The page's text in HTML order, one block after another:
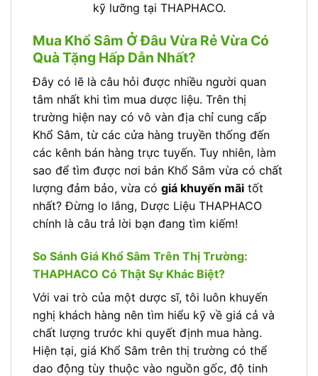
kỹ lưỡng tại THAPHACO.
Mua Khổ Sâm Ở Đâu Vừa Rẻ Vừa Có
Quà Tặng Hấp Dẫn Nhất?
Đây có lẽ là câu hỏi được nhiều người quan
tâm nhất khi tìm mua dược liệu. Trên thị
trường hiện nay có vô vàn địa chỉ cung cấp
Khổ Sâm, từ các cửa hàng truyền thống đến
các kênh bán hàng trực tuyến. Tuy nhiên, làm
sao để tìm được nơi bán Khổ Sâm vừa có chất
lượng đảm bảo, vừa có giá khuyến mãi tốt
nhất? Đừng lo lắng, Dược Liệu THAPHACO
chính là câu trả lời bạn đang tìm kiếm!
So Sánh Giá Khổ Sâm Trên Thị Trường:
THAPHACO Có Thật Sự Khác Biệt?
Với vai trò của một dược sĩ, tôi luôn khuyến
nghị khách hàng nên tìm hiểu kỹ về giá cả và
chất lượng trước khi quyết định mua hàng.
Hiện tại, giá Khổ Sâm trên thị trường có thể
dao động tùy thuộc vào nguồn gốc, độ tinh